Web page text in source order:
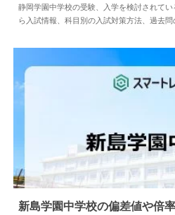
中学情報
静岡学園中学校の受験、入学を検討されて
ら入試情報、科目別の入試対策方法、過去問
新島学園中学校の偏差値や倍